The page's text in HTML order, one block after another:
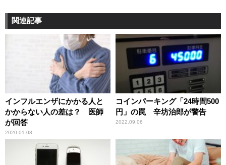
関連記事
インフルエンザにかかる人と
かからない人の差は？ 医師
が回答
2020.01.08
コインパーキング「24時間500
円」の罠 辛坊治郎が警告
2022.09.06